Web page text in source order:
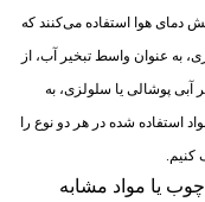
دمای هوا استفاده می‌کنند که
به عنوان واسط تبخیر آب، از
پوشالی یا سلولزی، به
استفاده شده در هر دو نوع را
کنیم.
یا مواد مشابه